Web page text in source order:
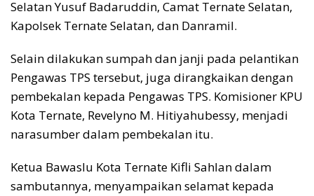
Selatan Yusuf Badaruddin, Camat Ternate Selatan,
Kapolsek Ternate Selatan, dan Danramil.
Selain dilakukan sumpah dan janji pada pelantikan
Pengawas TPS tersebut, juga dirangkaikan dengan
pembekalan kepada Pengawas TPS. Komisioner KPU
Kota Ternate, Revelyno M. Hitiyahubessy, menjadi
narasumber dalam pembekalan itu.
Ketua Bawaslu Kota Ternate Kifli Sahlan dalam
sambutannya, menyampaikan selamat kepada